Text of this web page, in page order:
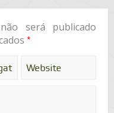
será publicado
*